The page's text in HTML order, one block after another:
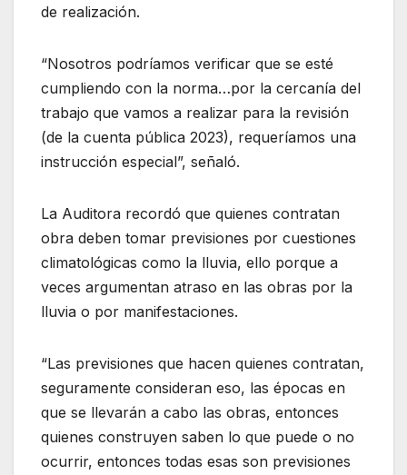
de realización.
“Nosotros podríamos verificar que se esté
cumpliendo con la norma…por la cercanía del
trabajo que vamos a realizar para la revisión
(de la cuenta pública 2023), requeríamos una
instrucción especial”, señaló.
La Auditora recordó que quienes contratan
obra deben tomar previsiones por cuestiones
climatológicas como la lluvia, ello porque a
veces argumentan atraso en las obras por la
lluvia o por manifestaciones.
“Las previsiones que hacen quienes contratan,
seguramente consideran eso, las épocas en
que se llevarán a cabo las obras, entonces
quienes construyen saben lo que puede o no
ocurrir, entonces todas esas son previsiones